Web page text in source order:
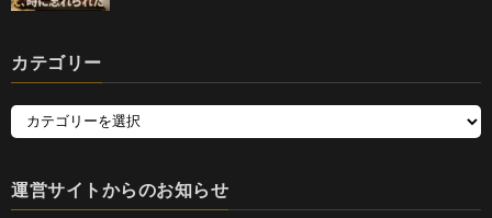
カテゴリー
運営サイトからのお知らせ